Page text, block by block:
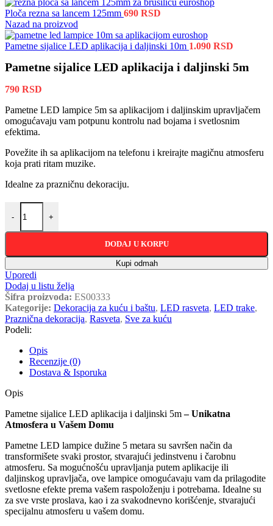
Ploča rezna sa lancem 125mm 690 RSD
Nazad na proizvod
Pametne sijalice LED aplikacija i daljinski 10m 1.090 RSD
Pametne sijalice LED aplikacija i daljinski 5m
790 RSD
Pametne LED lampice 5m sa aplikacijom i daljinskim upravljačem
omogućavaju vam potpunu kontrolu nad bojama i svetlosnim
efektima.
Povežite ih sa aplikacijom na telefonu i kreirajte magičnu atmosferu
koja prati ritam muzike.
Idealne za prazničnu dekoraciju.
-
Pametne sijalice LED aplikacija i daljinski 5m količina
+
DODAJ U KORPU
Kupi odmah
Uporedi
Dodaj u listu želja
Šifra proizvoda: ES00333
Kategorije: Dekoracija za kuću i baštu, LED rasveta, LED trake,
Praznična dekoracija, Rasveta, Sve za kuću
Podeli:
Opis
Recenzije (0)
Dostava & Isporuka
Opis
Pametne sijalice LED aplikacija i daljinski 5m– Unikatna
Atmosfera u Vašem Domu
Pametne LED lampice dužine 5 metara su savršen način da
transformišete svaki prostor, stvarajući jedinstvenu i čarobnu
atmosferu. Sa mogućnošću upravljanja putem aplikacije ili
daljinskog upravljača, ove lampice omogućavaju vam da prilagodite
svetlosne efekte prema vašem raspoloženju i potrebama. Idealne su
za sve vrste proslava, kao i za svakodnevno korišćenje, stvarajući
specijalnu atmosferu u vašem domu.